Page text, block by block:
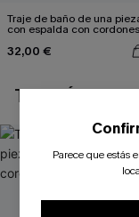
Traje de baño de una
con espalda con
32,00 €
TAMBIÉN TE
Parece que estás